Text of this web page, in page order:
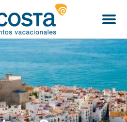
Menu